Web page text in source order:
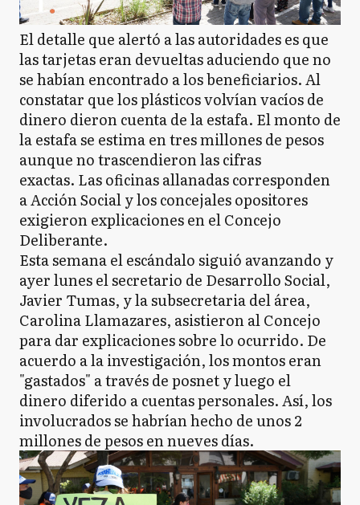
El detalle que alertó a las autoridades es que
las tarjetas eran devueltas aduciendo que no
se habían encontrado a los beneficiarios. Al
constatar que los plásticos volvían vacíos de
dinero dieron cuenta de la estafa. El monto de
la estafa se estima en tres millones de pesos
aunque no trascendieron las cifras
exactas. Las oficinas allanadas corresponden
a Acción Social y los concejales opositores
exigieron explicaciones en el Concejo
Deliberante.
Esta semana el escándalo siguió avanzando y
ayer lunes el secretario de Desarrollo Social,
Javier Tumas, y la subsecretaria del área,
Carolina Llamazares, asistieron al Concejo
para dar explicaciones sobre lo ocurrido. De
acuerdo a la investigación, los montos eran
"gastados" a través de posnet y luego el
dinero diferido a cuentas personales. Así, los
involucrados se habrían hecho de unos 2
millones de pesos en nueves días.